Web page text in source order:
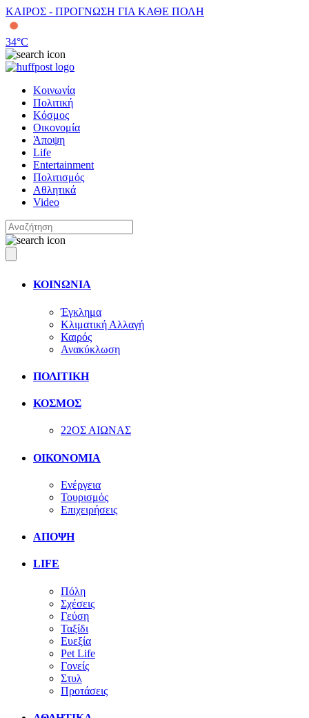
ΚΑΙΡΟΣ - ΠΡΟΓΝΩΣΗ ΓΙΑ ΚΑΘΕ ΠΟΛΗ
34°C
Κοινωνία
Πολιτική
Κόσμος
Οικονομία
Άποψη
Life
Entertainment
Πολιτισμός
Αθλητικά
Video
ΚΟΙΝΩΝΙΑ
Έγκλημα
Κλιματική Αλλαγή
Καιρός
Ανακύκλωση
ΠΟΛΙΤΙΚΗ
ΚΟΣΜΟΣ
22ΟΣ ΑΙΩΝΑΣ
ΟΙΚΟΝΟΜΙΑ
Ενέργεια
Τουρισμός
Επιχειρήσεις
ΑΠΟΨΗ
LIFE
Πόλη
Σχέσεις
Γεύση
Ταξίδι
Ευεξία
Pet Life
Γονείς
Στυλ
Προτάσεις